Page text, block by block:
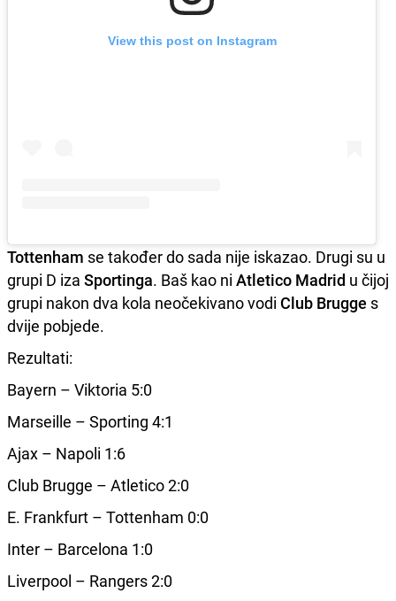
View this post on Instagram
Tottenham se također do sada nije iskazao. Drugi su u
grupi D iza Sportinga. Baš kao ni Atletico Madrid u čijoj
grupi nakon dva kola neočekivano vodi Club Brugge s
dvije pobjede.
Rezultati:
Bayern – Viktoria 5:0
Marseille – Sporting 4:1
Ajax – Napoli 1:6
Club Brugge – Atletico 2:0
E. Frankfurt – Tottenham 0:0
Inter – Barcelona 1:0
Liverpool – Rangers 2:0